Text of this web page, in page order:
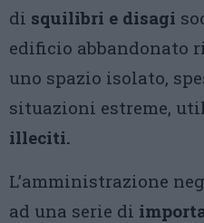
di squilibri e disagi
edificio abbandonato
uno spazio isolato,
situazioni estreme,
illeciti.
L’amministrazione
ad una serie di